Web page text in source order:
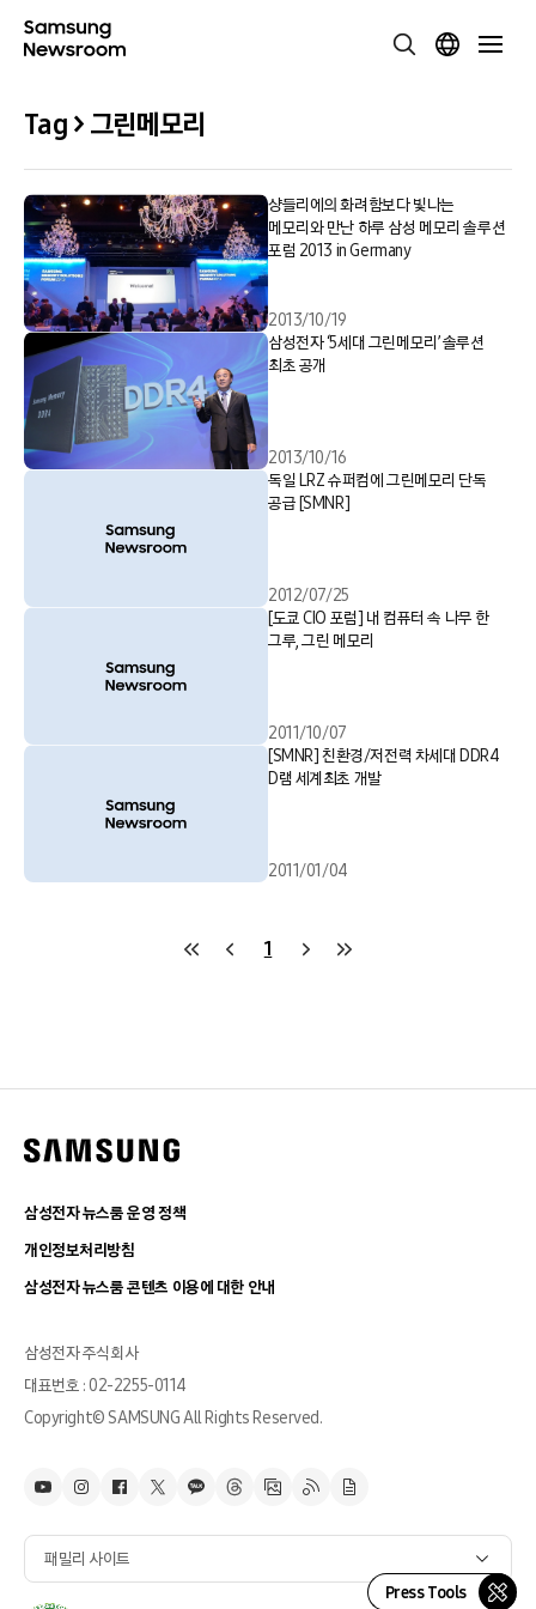
Tag > 그린메모리
샹들리에의 화려함보다 빛나는
메모리와 만난 하루 삼성 메모리 솔루션
포럼 2013 in Germany
2013/10/19
삼성전자 ‘5세대 그린메모리’ 솔루션
최초 공개
2013/10/16
독일 LRZ 슈퍼컴에 그린메모리 단독
공급 [SMNR]
2012/07/25
[도쿄 CIO 포럼] 내 컴퓨터 속 나무 한
그루, 그린 메모리
2011/10/07
[SMNR] 친환경/저전력 차세대 DDR4
D램 세계최초 개발
2011/01/04
1
Press Tools
삼성전자 뉴스룸 운영 정책
개인정보처리방침
삼성전자 뉴스룸 콘텐츠 이용에 대한 안내
삼성전자 주식회사
대표번호 : 02-2255-0114
Copyright© SAMSUNG All Rights Reserved.
패밀리 사이트